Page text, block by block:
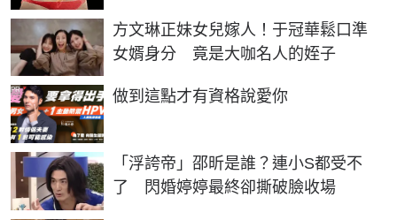
方文琳正妹女兒嫁人！于冠華鬆口準
女婿身分 竟是大咖名人的姪子
做到這點才有資格說愛你
PR
「浮誇帝」邵昕是誰？連小S都受不
了 閃婚婷婷最終卻撕破臉收場